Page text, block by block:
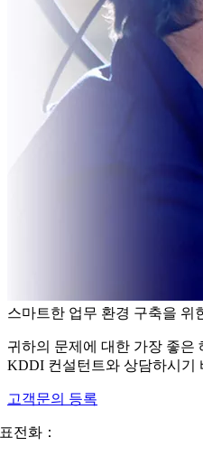
스마트한 업무 환경 구축을 위
귀하의 문제에 대한 가장 좋은
KDDI 컨설턴트와 상담하시기
고객문의 등록
전화：